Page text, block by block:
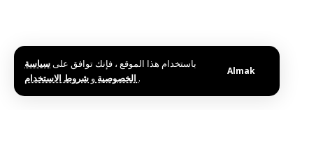
باستخدام هذا الموقع ، فإنك توافق علىسياسة
الخصوصية و .
Almak